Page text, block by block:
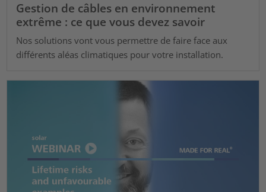
Gestion de câbles en environnement
extrême : ce que vous devez savoir
Nos solutions vont vous permettre de faire face aux
différents aléas climatiques pour votre installation.